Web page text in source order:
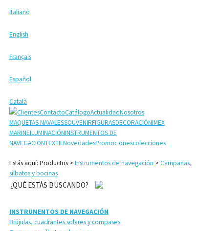
Italiano
English
Français
Español
Català
ClientesContactoCatálogoActualidadNosotros
MAQUETAS NAVALESSOUVENIRFIGURASDECORACIÓNIMEX
MARINEILUMINACIÓNINSTRUMENTOS DE
NAVEGACIÓNTEXTILNovedadesPromocionescolecciones
Estás aquí: Productos > Instrumentos de navegación > Campanas,
silbatos y bocinas
¿QUÉ ESTÁS BUSCANDO?
INSTRUMENTOS DE NAVEGACIÓN
Brújulas, cuadrantes solares y compases